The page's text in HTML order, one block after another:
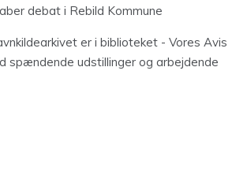
debat i Rebild Kommune
er i biblioteket - Vores Avis
spændende udstillinger og arbejdende